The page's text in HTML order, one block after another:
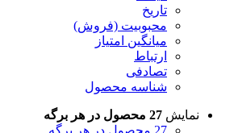
تاریخ
محبوبیت (فروش)
میانگین امتیاز
ارتباط
تصادفی
شناسه محصول
نمایش 27 محصول در هر برگه
27 محصول در هر برگه